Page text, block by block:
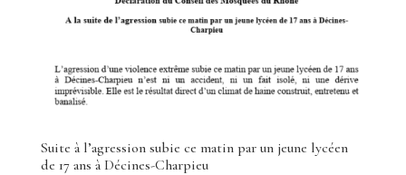
Suite à l’agression subie ce matin par un jeune lycéen
de 17 ans à Décines-Charpieu